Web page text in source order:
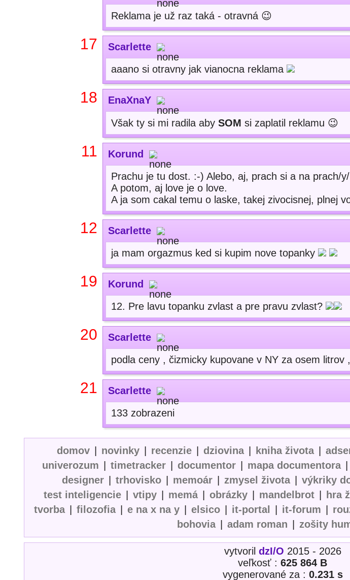
Reklama je už raz taká - otravná 😉
17 Scarlette
aaano si otravny jak vianocna reklama
18 EnaXnaY
Však ty si mi radila aby SOM si zaplatil reklamu 😉
11 Korund
Prachu je tu dost. :-) Alebo, aj, prach si a na prach/
A potom, aj love je o love.
A ja som cakal temu o laske, takej zivocisnej, plnej
12 Scarlette
ja mam orgazmus ked si kupim nove topanky
19 Korund
12. Pre lavu topanku zvlast a pre pravu zvlast?
20 Scarlette
podla ceny , čizmicky kupovane v NY za osem litrov
21 Scarlette
133 zobrazeni
domov novinky recenzie dziovina kniha života
univerozum
timetracker documentor mapa documentora
designer
trhovisko memoár zmysel života výkriky
test inteligencie
vtipy memá obrázky mandelbrot hra
tvorba
filozofia e na x na y elsico it-portal it-forum
bohovia
adam roman zošity
vytvoril dzI/O 2015 - 2026
veľkosť : 625 864 B
vygenerované za : 0.231 s